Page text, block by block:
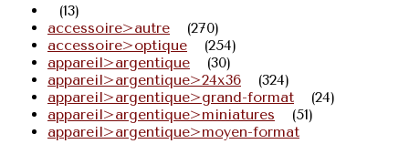
(13)
accessoire>autre
(270)
accessoire>optique
(254)
appareil>argentique
(30)
appareil>argentique>24x36
(324)
appareil>argentique>grand-format
(24)
appareil>argentique>miniatures
(51)
appareil>argentique>moyen-format